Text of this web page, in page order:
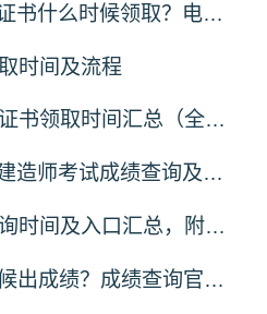
2026年二级建造师证书什么时候领取？电子/纸质领证时间、流程全指南
时间及流程
2026年二级建造师证书领取时间汇总（全国各省）
2026年云南省二级建造师考试成绩查询及资格审核有关事宜的通知
2026年二建成绩查询时间及入口汇总，附领证指南
2026年二建什么时候出成绩？成绩查询官网入口与注意事项汇总